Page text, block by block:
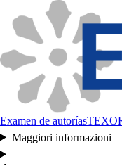
Examen de autorías
Maggiori informazioni